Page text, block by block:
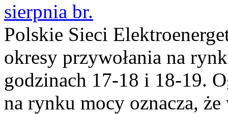
sierpnia br.
Polskie Sieci
okresy przywołania na
godzinach 17-18 i 18-19.
na rynku mocy oznacza,